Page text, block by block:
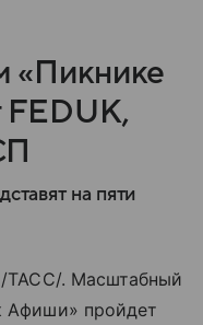
«Пикнике
на пяти
ТАСС/. Масштабный
Афиши» пройдет